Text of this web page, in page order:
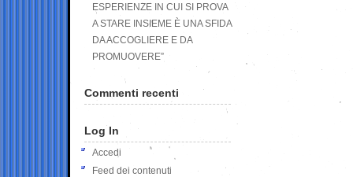
ESPERIENZE IN CUI SI PROVA
A STARE INSIEME È UNA SFIDA
DA ACCOGLIERE E DA
PROMUOVERE”
Commenti recenti
Log In
Accedi
Feed dei contenuti